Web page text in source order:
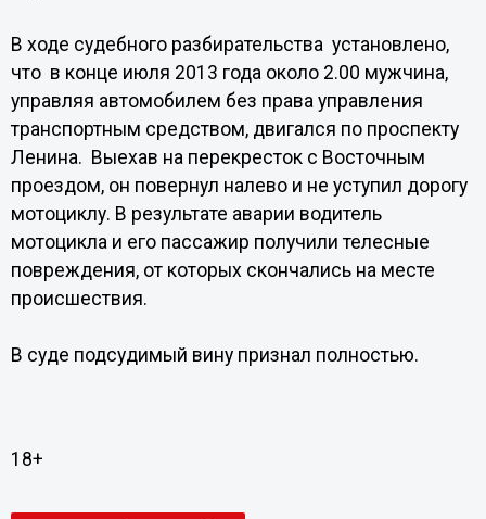
В ходе судебного разбирательства установлено,
что в конце июля 2013 года около 2.00 мужчина,
управляя автомобилем без права управления
транспортным средством, двигался по проспекту
Ленина. Выехав на перекресток с Восточным
проездом, он повернул налево и не уступил дорогу
мотоциклу. В результате аварии водитель
мотоцикла и его пассажир получили телесные
повреждения, от которых скончались на месте
происшествия.
В суде подсудимый вину признал полностью.
18+